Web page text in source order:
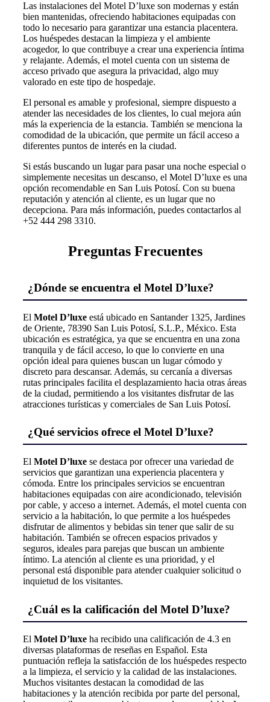
Las instalaciones del Motel D’luxe son modernas y están
bien mantenidas, ofreciendo habitaciones equipadas con
todo lo necesario para garantizar una estancia placentera.
Los huéspedes destacan la limpieza y el ambiente
acogedor, lo que contribuye a crear una experiencia íntima
y relajante. Además, el motel cuenta con un sistema de
acceso privado que asegura la privacidad, algo muy
valorado en este tipo de hospedaje.
El personal es amable y profesional, siempre dispuesto a
atender las necesidades de los clientes, lo cual mejora aún
más la experiencia de la estancia. También se menciona la
comodidad de la ubicación, que permite un fácil acceso a
diferentes puntos de interés en la ciudad.
Si estás buscando un lugar para pasar una noche especial o
simplemente necesitas un descanso, el Motel D’luxe es una
opción recomendable en San Luis Potosí. Con su buena
reputación y atención al cliente, es un lugar que no
decepciona. Para más información, puedes contactarlos al
+52 444 298 3310.
Preguntas Frecuentes
¿Dónde se encuentra el Motel D’luxe?
El Motel D’luxe está ubicado en Santander 1325, Jardines
de Oriente, 78390 San Luis Potosí, S.L.P., México. Esta
ubicación es estratégica, ya que se encuentra en una zona
tranquila y de fácil acceso, lo que lo convierte en una
opción ideal para quienes buscan un lugar cómodo y
discreto para descansar. Además, su cercanía a diversas
rutas principales facilita el desplazamiento hacia otras áreas
de la ciudad, permitiendo a los visitantes disfrutar de las
atracciones turísticas y comerciales de San Luis Potosí.
¿Qué servicios ofrece el Motel D’luxe?
El Motel D’luxe se destaca por ofrecer una variedad de
servicios que garantizan una experiencia placentera y
cómoda. Entre los principales servicios se encuentran
habitaciones equipadas con aire acondicionado, televisión
por cable, y acceso a internet. Además, el motel cuenta con
servicio a la habitación, lo que permite a los huéspedes
disfrutar de alimentos y bebidas sin tener que salir de su
habitación. También se ofrecen espacios privados y
seguros, ideales para parejas que buscan un ambiente
íntimo. La atención al cliente es una prioridad, y el
personal está disponible para atender cualquier solicitud o
inquietud de los visitantes.
¿Cuál es la calificación del Motel D’luxe?
El Motel D’luxe ha recibido una calificación de 4.3 en
diversas plataformas de reseñas en Español. Esta
puntuación refleja la satisfacción de los huéspedes respecto
a la limpieza, el servicio y la calidad de las instalaciones.
Muchos visitantes destacan la comodidad de las
habitaciones y la atención recibida por parte del personal,